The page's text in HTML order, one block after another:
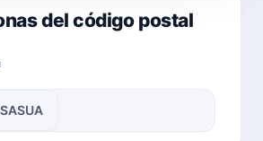
del código postal